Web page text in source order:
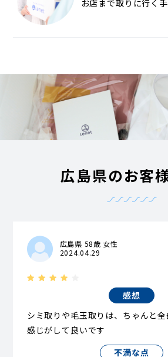
お店まで取りに行く
広島県のお客
広島県 58歳 女性
2024.04.29
感想
シミ取りや毛玉取りは、ちゃんと
感じがして良いです
不満な点